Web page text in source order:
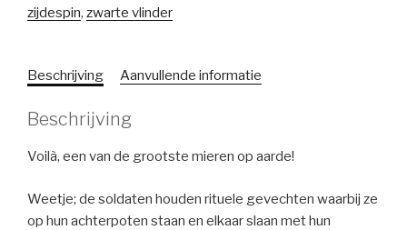
zijdespin, zwarte vlinder
Beschrijving Aanvullende informatie
Beschrijving
Voilà, een van de grootste mieren op aarde!
Weetje; de soldaten houden rituele gevechten waarbij ze
op hun achterpoten staan en elkaar slaan met hun